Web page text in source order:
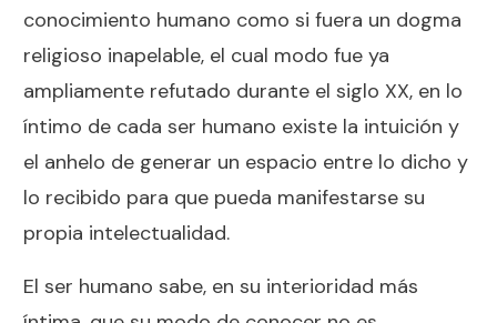
conocimiento humano como si fuera un dogma
religioso inapelable, el cual modo fue ya
ampliamente refutado durante el siglo XX, en lo
íntimo de cada ser humano existe la intuición y
el anhelo de generar un espacio entre lo dicho y
lo recibido para que pueda manifestarse su
propia intelectualidad.
El ser humano sabe, en su interioridad más